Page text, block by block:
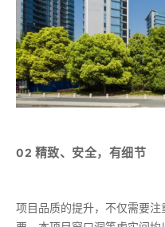
02 精致、安全，有细节
项目品质的提升，不仅需要